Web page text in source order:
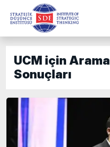
UCM için Arama
Sonuçları